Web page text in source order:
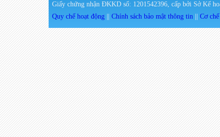
Giấy chứng nhận ĐKKD số: 1201542396, cấp bởi Sở Kế
Quy chế hoạt động
Chính sách bảo mật thông tin Cơ